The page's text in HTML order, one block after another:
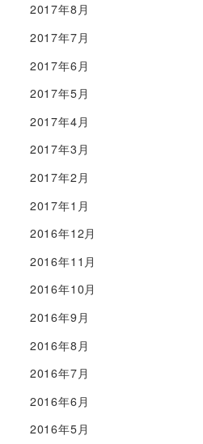
2017年8月
2017年7月
2017年6月
2017年5月
2017年4月
2017年3月
2017年2月
2017年1月
2016年12月
2016年11月
2016年10月
2016年9月
2016年8月
2016年7月
2016年6月
2016年5月